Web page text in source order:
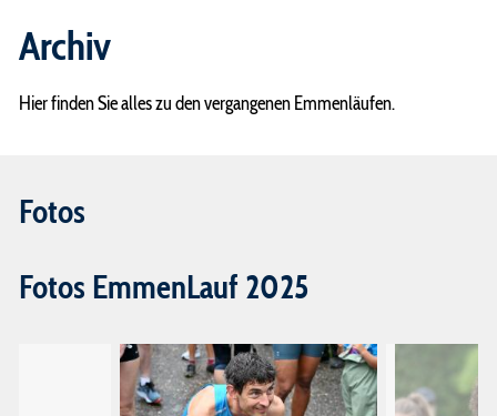
OK EmmenLauf
Helfer EmmenLauf
Mediencenter
Archiv
Pressemitteilungen
Ranglisten
Archiv
Hier finden Sie alles zu den vergangenen Emmenläufen.
Fotos
Fotos EmmenLauf 2025